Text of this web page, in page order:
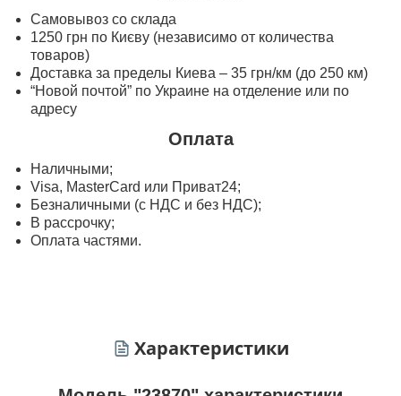
Самовывоз со склада
1250 грн по Києву (независимо от количества
товаров)
Доставка за пределы Киева – 35 грн/км (до 250 км)
“Новой почтой” по Украине на отделение или по
адресу
Оплата
Наличными;
Visa, MasterСard или Приват24;
Безналичными (с НДС и без НДС);
В рассрочку;
Оплата частями.
Характеристики